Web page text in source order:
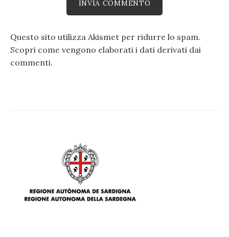
Questo sito utilizza Akismet per ridurre lo spam.
Scopri come vengono elaborati i dati derivati dai
commenti.